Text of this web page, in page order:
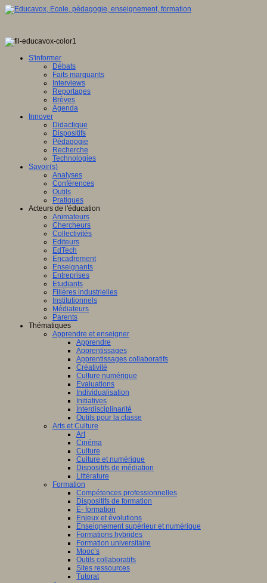
S'informer
Débats
Faits marquants
Interviews
Reportages
Brèves
Agenda
Innover
Didactique
Dispositifs
Pédagogie
Recherche
Technologies
Savoir(s)
Analyses
Conférences
Outils
Pratiques
Acteurs de l'éducation
Animateurs
Chercheurs
Collectivités
Editeurs
EdTech
Encadrement
Enseignants
Entreprises
Etudiants
Filières industrielles
Institutionnels
Médiateurs
Parents
Thématiques
Apprendre et enseigner
Apprendre
Apprentissages
Apprentissages collaboratifs
Créativité
Culture numérique
Evaluations
Individualisation
Initiatives
Interdisciplinarité
Outils pour la classe
Arts et Culture
Art
Cinéma
Culture
Culture et numérique
Dispositifs de médiation
Littérature
Formation
Compétences professionnelles
Dispositifs de formation
E- formation
Enjeux et évolutions
Enseignement supérieur et numérique
Formations hybrides
Formation universitaire
Mooc’s
Outils collaboratifs
Sites ressources
Tutorat